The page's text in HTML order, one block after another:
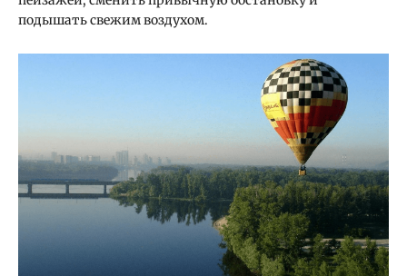
подышать свежим воздухом.